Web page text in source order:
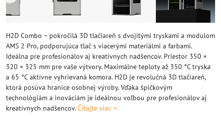
H2D Combo – pokročilá 3D tlačiareň s dvojitými tryskami a modulom
AMS 2 Pro, podporujúca tlač s viacerými materiálmi a farbami.
Ideálna pre profesionálov aj kreatívnych nadšencov. Priestor 350 ×
320 × 325 mm pre vaše výtvory. Maximálne teploty až 350 °C tryska
a 65 °C aktívne vyhrievaná komora. H2D je revolučná 3D tlačiareň,
ktorá posúva hranice osobnej výroby. Vďaka špičkovým
technológiám a inováciám je ideálnou voľbou pre profesionálov aj
kreatívnych nadšencov.Čítajte viac